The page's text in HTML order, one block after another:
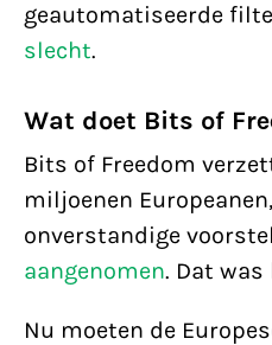
geautomatiseerde
slecht.
Wat doet Bits of
Bits of Freedom
miljoenen
onverstandige
aangenomen. Dat was
Nu moeten de